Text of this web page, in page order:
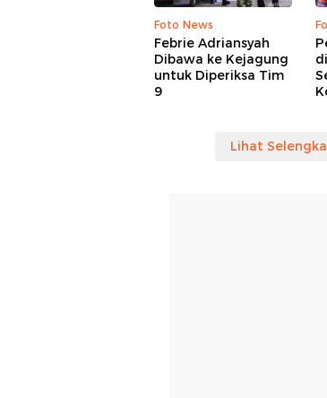
Foto News
Febrie Adriansyah
Dibawa ke Kejagung
untuk Diperiksa Tim
9
Lihat